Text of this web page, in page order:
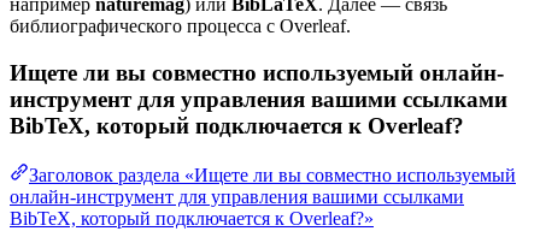
например naturemag) или BibLaTeX. Далее — связь
библиографического процесса с Overleaf.
Ищете ли вы совместно используемый онлайн-
инструмент для управления вашими ссылками
BibTeX, который подключается к Overleaf?
Заголовок раздела «Ищете ли вы совместно используемый
онлайн-инструмент для управления вашими ссылками
BibTeX, который подключается к Overleaf?»